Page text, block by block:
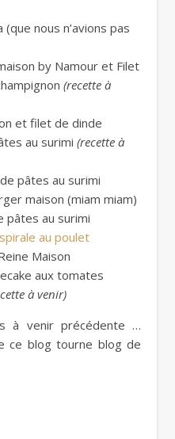
(que nous n’avions pas
by Namour et Filet
(recette à
et filet de dinde
au surimi (recette à
pâtes au surimi
maison (miam miam)
pâtes au surimi
au poulet
Maison
aux tomates
à venir)
à venir précédente …
ce blog tourne blog de